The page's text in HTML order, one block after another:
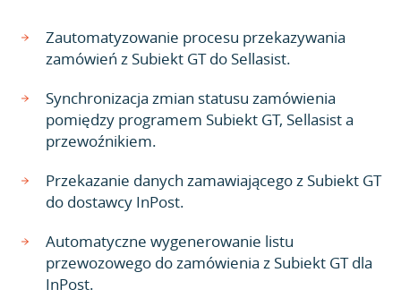
Zautomatyzowanie procesu przekazywania
zamówień z Subiekt GT do Sellasist.
Synchronizacja zmian statusu zamówienia
pomiędzy programem Subiekt GT, Sellasist a
przewoźnikiem.
Przekazanie danych zamawiającego z Subiekt GT
do dostawcy InPost.
Automatyczne wygenerowanie listu
przewozowego do zamówienia z Subiekt GT dla
InPost.